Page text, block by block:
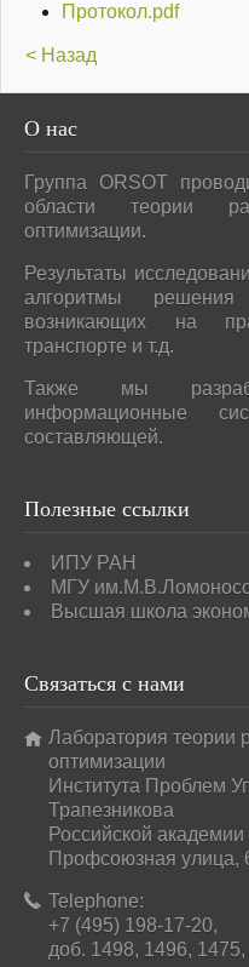
Протокол.pdf
< Назад
О нас
Группа ORSOT
области теории
оптимизации.
Результаты
алгоритмы решения
возникающих на
транспорте и т.д.
Также мы
информационные
составляющей.
Полезные ссылки
ИПУ РАН
МГУ
Высшая школа
Связаться с нами
Лаборатория теории
оптимизации
Института Проблем
Трапезникова
Российской академии
Профсоюзная улица,
Telephone:
+7 (495) 198-17-20,
доб. 1498, 1496,